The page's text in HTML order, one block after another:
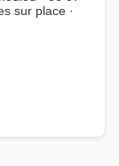
sur place ·